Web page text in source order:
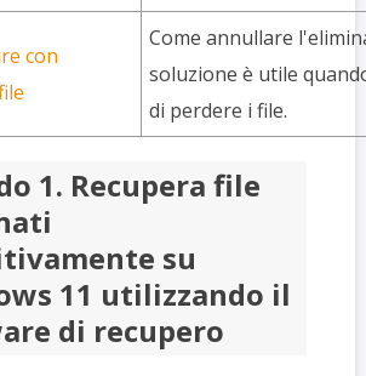
con
Come annullare
soluzione è utile
di perdere i file.
1. Recupera file
su
11 utilizzando il
di recupero